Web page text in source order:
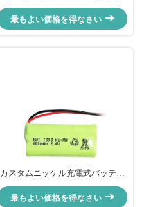
池 2.4v 230mah ニンヒ バッテリ
ー パック CE
最もよい価格を得なさい
カスタムニッケル充電式バッテリ
ーパック 2.4V 600mah Nimh Aaa
バッテリー
最もよい価格を得なさい